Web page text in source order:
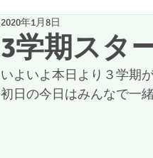
3学期スタ
2020年1月8日
いよいよ本日より３学期
初日の今日はみんなで一